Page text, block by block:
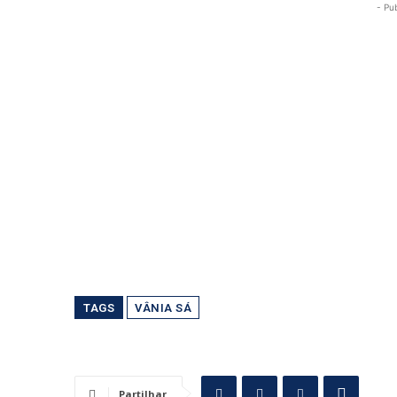
-
TAGS VÂNIA SÁ
Partilhar